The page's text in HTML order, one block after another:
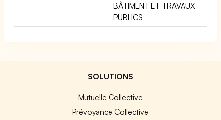
BÂTIMENT ET TRAVAUX
PUBLICS
SOLUTIONS
Mutuelle Collective
Prévoyance Collective